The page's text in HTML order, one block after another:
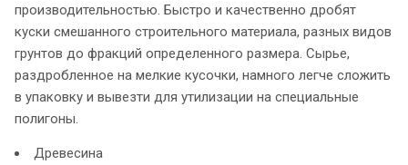
производительностью. Быстро и качественно дробят
куски смешанного строительного материала, разных видов
грунтов до фракций определенного размера. Сырье,
раздробленное на мелкие кусочки, намного легче сложить
в упаковку и вывезти для утилизации на специальные
полигоны.
Древесина